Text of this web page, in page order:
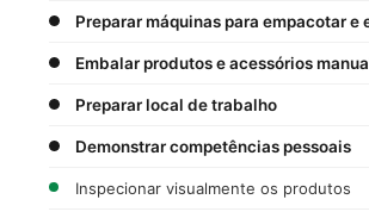
Preparar máquinas para empacotar e
Embalar produtos e acessórios
Preparar local de trabalho
Demonstrar competências pessoais
Inspecionar visualmente os produtos